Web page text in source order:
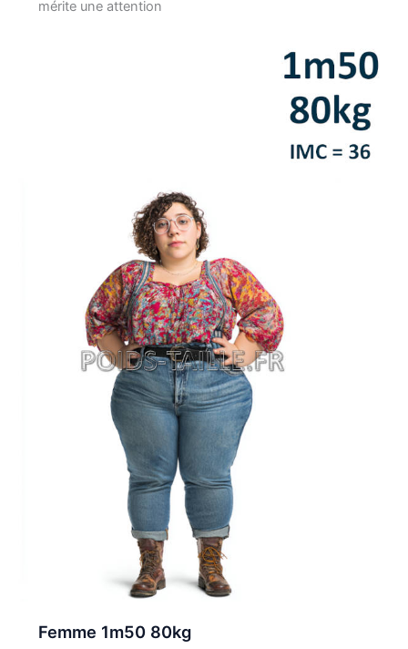
mérite une attention
Femme 1m50 80kg